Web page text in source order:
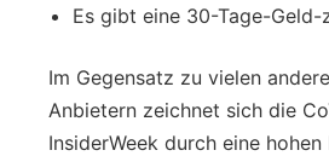
Es gibt eine 30-Tage-Geld-
Im Gegensatz zu vielen
Anbietern zeichnet sich die
InsiderWeek durch eine